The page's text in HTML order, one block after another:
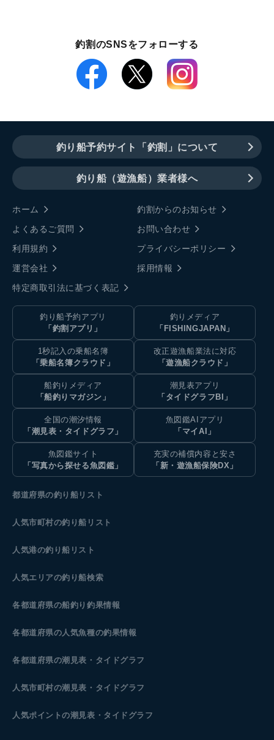
釣割のSNSをフォローする
釣り船予約サイト「釣割」について
釣り船（遊漁船）業者様へ
ホーム
釣割からのお知らせ
よくあるご質問
お問い合わせ
利用規約
プライバシーポリシー
運営会社
採用情報
特定商取引法に基づく表記
釣り船予約アプリ
「釣割アプリ」
釣りメディア
「FISHINGJAPAN」
1秒記入の乗船名簿
「乗船名簿クラウド」
改正遊漁船業法に対応
「遊漁船クラウド」
船釣りメディア
「船釣りマガジン」
潮見表アプリ
「タイドグラフBI」
全国の潮汐情報
「潮見表・タイドグラフ」
魚図鑑AIアプリ
「マイAI」
魚図鑑サイト
「写真から探せる魚図鑑」
充実の補償内容と安さ
「新・遊漁船保険DX」
都道府県の釣り船リスト
人気市町村の釣り船リスト
人気港の釣り船リスト
人気エリアの釣り船検索
各都道府県の船釣り釣果情報
各都道府県の人気魚種の釣果情報
各都道府県の潮見表 ・タイドグラフ
人気市町村の潮見表・タイドグラフ
人気ポイントの潮見表・タイドグラフ